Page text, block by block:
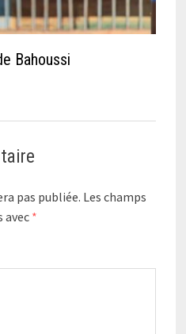
Bahoussi
pas publiée. Les champs
avec *